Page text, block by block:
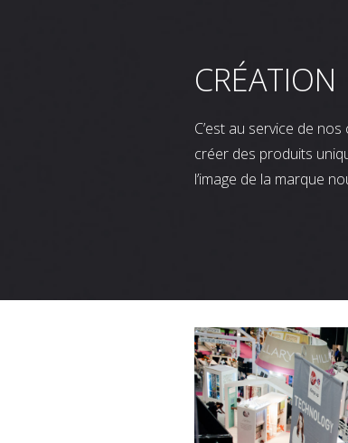
CRÉATION
C’est au service de
créer des produits
l’image de la marque